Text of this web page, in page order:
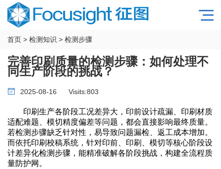
首页 > 检测知识 > 检测步骤
完善印刷质量的检测步骤：如何处理不
同生产阶段的挑战？​
2025-08-16 Visits:803
印刷生产各阶段工况差异大，印前设计疏漏、印刷材质
适配难题、模切精度偏差等问题，都会直接影响最终质量。
若检测步骤缺乏针对性，易导致问题漏检、返工成本增加。
而依托印刷校稿系统，针对印前、印刷、模切等核心阶段设
计差异化检测步骤，能精准破解各阶段挑战，构建全流程质
量防护网。